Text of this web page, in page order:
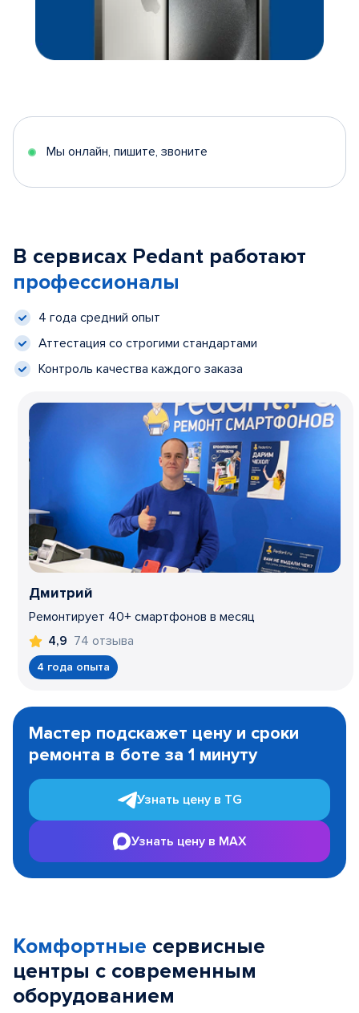
Мы онлайн, пишите, звоните
В сервисах Pedant работают
профессионалы
4 года средний опыт
Аттестация со строгими стандартами
Контроль качества каждого заказа
Дмитрий
Ремонтирует 40+ смартфонов в месяц
4,9 74 отзыва
4 года опыта
1
Мастер подскажет цену и сроки
ремонта в боте за 1 минуту
Узнать цену в TG
Узнать цену в MAX
Комфортные сервисные
центры с современным
оборудованием